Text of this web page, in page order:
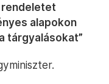
rendeletet
alapokon
tárgyalásokat”